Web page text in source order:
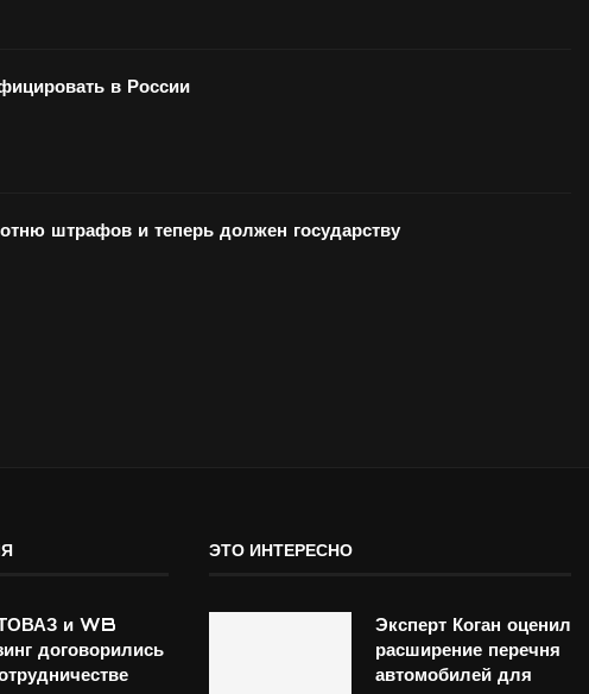
в России
штрафов и теперь должен государству
и WB
договорились
ЭТО ИНТЕРЕСНО
Эксперт Коган оценил
расширение перечня
автомобилей для